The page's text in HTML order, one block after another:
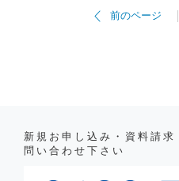
前のページ
新規お申し込み・資料請
問い合わせ下さい